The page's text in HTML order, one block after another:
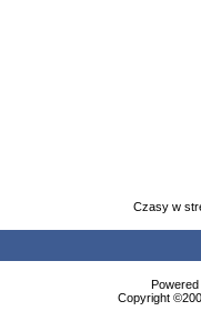
Czasy w
Copyright